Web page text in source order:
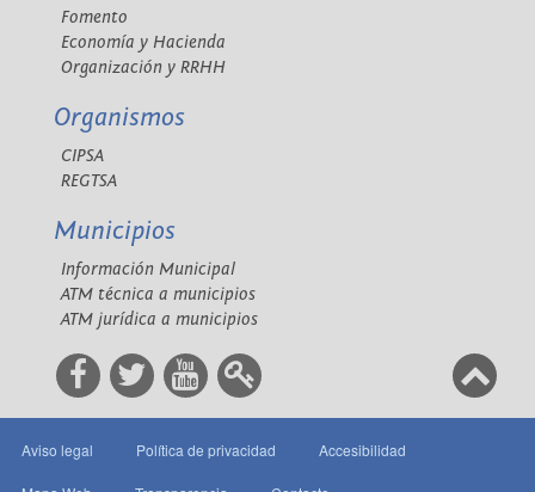
Fomento
Economía y Hacienda
Organización y RRHH
Organismos
CIPSA
REGTSA
Municipios
Información Municipal
ATM técnica a municipios
ATM jurídica a municipios
Aviso legal Política de privacidad Accesibilidad